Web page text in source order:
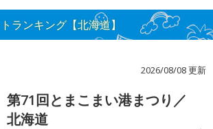
ランキング【北海道】
2026/08/08 更新
第71回とまこまい港まつり／
北海道